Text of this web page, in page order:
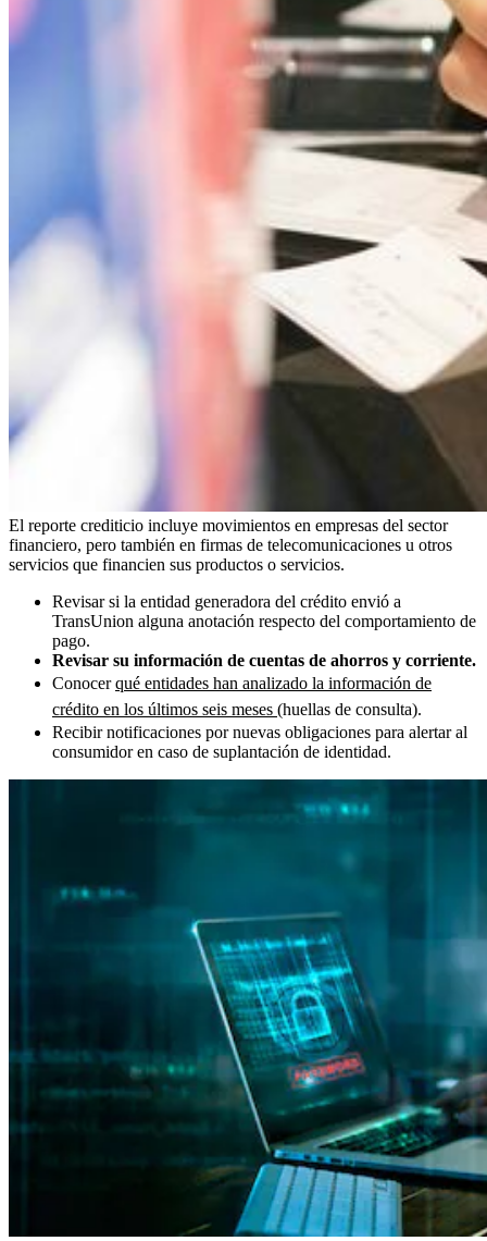
El reporte crediticio incluye movimientos en empresas del sector
financiero, pero también en firmas de telecomunicaciones u otros
servicios que financien sus productos o servicios.
Revisar si la entidad generadora del crédito envió a
TransUnion alguna anotación respecto del comportamiento de
pago.
Revisar su información de cuentas de ahorros y corriente.
Conocerqué entidades han analizado la información de
crédito en los últimos seis meses (huellas de consulta).
Recibir notificaciones por nuevas obligaciones para alertar al
consumidor en caso de suplantación de identidad.